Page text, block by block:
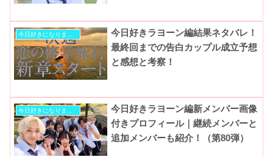
今日好きラヨーン編結果ネタバレ！
最終回までの告白カップル成立予想
と感想と考察！
今日好きラヨーン編新メンバー画像
付きプロフィール｜継続メンバーと
追加メンバーも紹介！（第80弾）